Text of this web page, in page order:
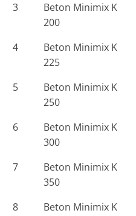
3
Beton Minimix K
200
4
Beton Minimix K
225
5
Beton Minimix K
250
6
Beton Minimix K
300
7
Beton Minimix K
350
8
Beton Minimix K